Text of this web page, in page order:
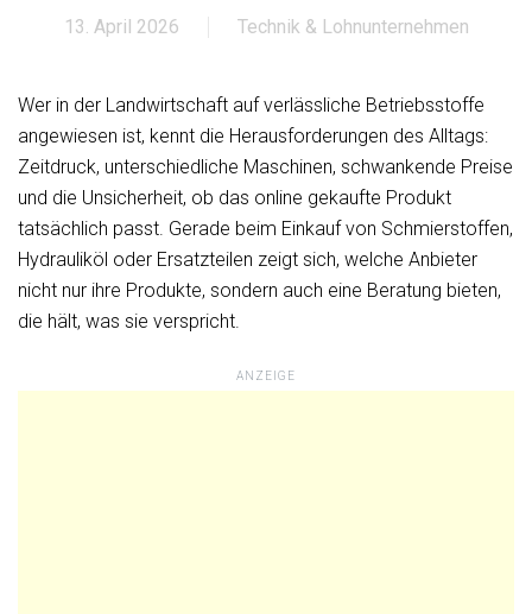
13. April 2026 Technik & Lohnunternehmen
Wer in der Landwirtschaft auf verlässliche Betriebsstoffe
angewiesen ist, kennt die Herausforderungen des Alltags:
Zeitdruck, unterschiedliche Maschinen, schwankende Preise
und die Unsicherheit, ob das online gekaufte Produkt
tatsächlich passt. Gerade beim Einkauf von Schmierstoffen,
Hydrauliköl oder Ersatzteilen zeigt sich, welche Anbieter
nicht nur ihre Produkte, sondern auch eine Beratung bieten,
die hält, was sie verspricht.
ANZEIGE